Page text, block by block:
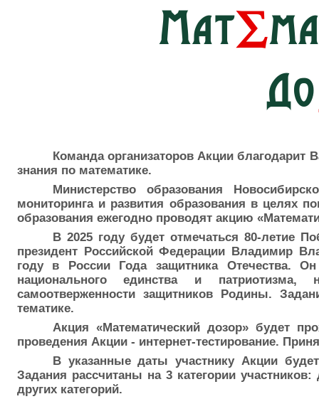
Мат∑
До
Команда организаторов Акции благодарит
знания по математике.
Министерство образования
мониторинга и развития образования в целях
образования ежегодно проводят акцию
В 2025 году будет отмечаться 80-летие
президент Российской Федерации Владимир
году в России Года защитника Отечества.
национального единства и
самоотверженности защитников Родины.
тематике.
Акция «Математический дозор» будет
проведения Акции - интернет-тестирование.
В указанные даты участнику Акции
Задания рассчитаны на 3 категории
других категорий.